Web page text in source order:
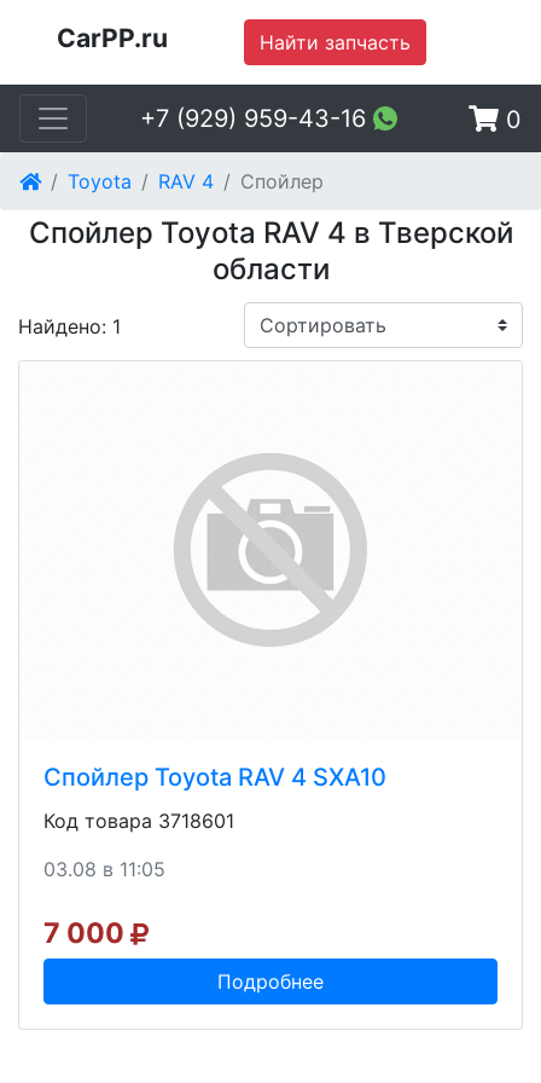
CarPP.ru Найти запчасть
+7 (929) 959-43-16 0
Toyota RAV 4 Спойлер
Спойлер Toyota RAV 4 в Тверской
области
Найдено: 1
Спойлер Toyota RAV 4 SXA10
Код товара 3718601
03.08 в 11:05
7 000
Подробнее